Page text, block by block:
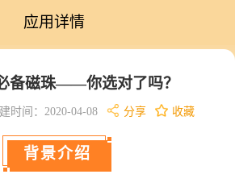
应用详情
备磁珠——你选对了吗？
时间：2020-04-08 分享 收藏
背景介绍